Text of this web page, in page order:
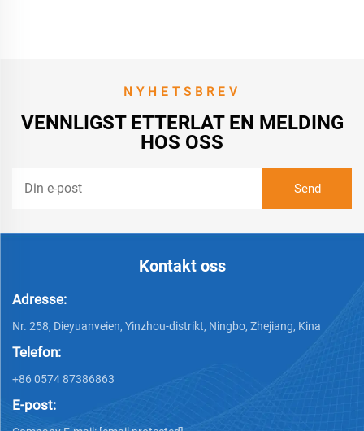
NYHETSBREV
VENNLIGST ETTERLAT EN MELDING
HOS OSS
Kontakt oss
Adresse:
Nr. 258, Dieyuanveien, Yinzhou-distrikt, Ningbo, Zhejiang, Kina
Telefon:
+86 0574 87386863
E-post: